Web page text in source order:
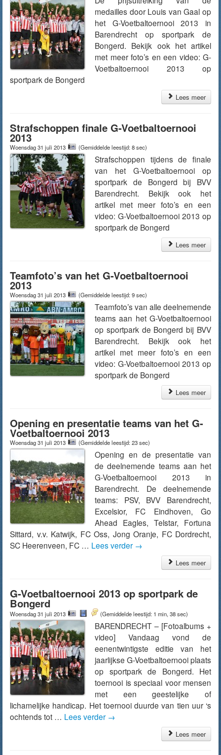
medailles door Louis van Gaal op
het G-Voetbaltoernooi 2013 in
Barendrecht op sportpark de
Bongerd. Bekijk ook het artikel
met meer foto’s en een video: G-
Voetbaltoernooi 2013 op
sportpark de Bongerd
Lees meer
Strafschoppen finale G-Voetbaltoernooi
2013
Woensdag 31 juli 2013 (Gemiddelde leestijd: 8 sec)
Strafschoppen tijdens de finale
van het G-Voetbaltoernooi op
sportpark de Bongerd bij BVV
Barendrecht. Bekijk ook het
artikel met meer foto’s en een
video: G-Voetbaltoernooi 2013 op
sportpark de Bongerd
Lees meer
Teamfoto’s van het G-Voetbaltoernooi
2013
Woensdag 31 juli 2013 (Gemiddelde leestijd: 9 sec)
Teamfoto’s van alle deelnemende
teams aan het G-Voetbaltoernooi
op sportpark de Bongerd bij BVV
Barendrecht. Bekijk ook het
artikel met meer foto’s en een
video: G-Voetbaltoernooi 2013 op
sportpark de Bongerd
Lees meer
Opening en presentatie teams van het G-
Voetbaltoernooi 2013
Woensdag 31 juli 2013 (Gemiddelde leestijd: 23 sec)
Opening en de presentatie van
de deelnemende teams aan het
G-Voetbaltoernooi 2013 in
Barendrecht. De deelnemende
teams: PSV, BVV Barendrecht,
Excelsior, FC Eindhoven, Go
Ahead Eagles, Telstar, Fortuna
Sittard, v.v. Katwijk, FC Oss, Jong Oranje, FC Dordrecht,
SC Heerenveen, FC … Lees verder →
Lees meer
G-Voetbaltoernooi 2013 op sportpark de
Bongerd
Woensdag 31 juli 2013 (Gemiddelde leestijd: 1 min, 38 sec)
BARENDRECHT – [Fotoalbums +
video] Vandaag vond de
eenentwintigste editie van het
jaarlijkse G-Voetbaltoernooi plaats
op sportpark de Bongerd. Het
toernooi is speciaal voor mensen
met een geestelijke of
lichamelijke handicap. Het toernooi duurde van tien uur ‘s
ochtends tot … Lees verder →
Lees meer